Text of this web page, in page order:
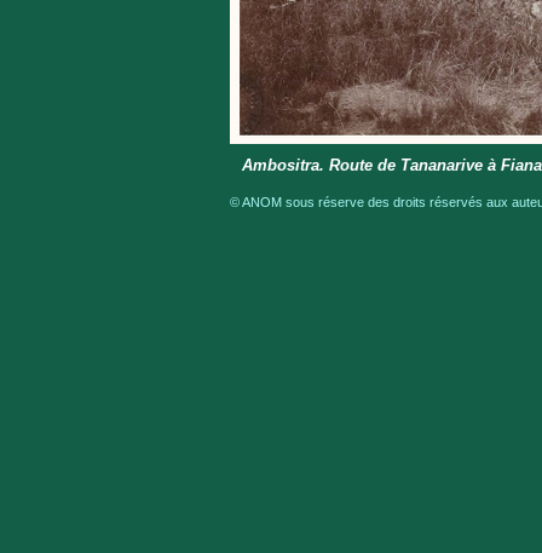
Ambositra. Route de Tananarive à
© ANOM sous réserve des droits réservés aux